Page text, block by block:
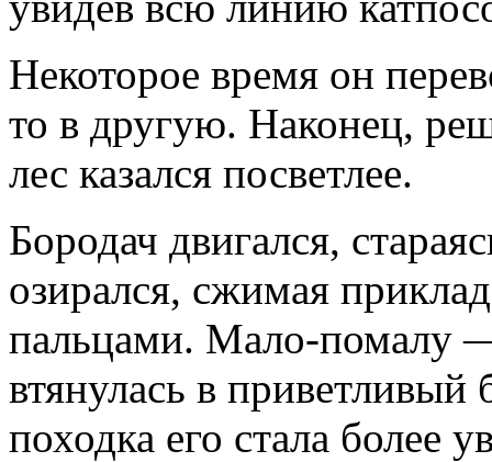
Некоторое время он
то в другую. Наконец,
лес казался посветлее.
Бородач двигался,
озирался, сжимая
пальцами. Мало-помалу
втянулась в
походка его стала более